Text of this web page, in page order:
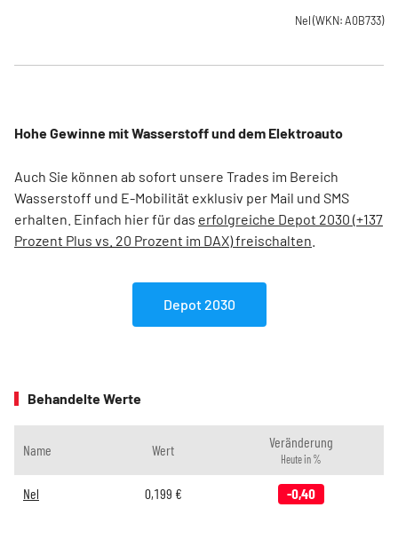
Nel (WKN: A0B733)
Hohe Gewinne mit Wasserstoff und dem Elektroauto
Auch Sie können ab sofort unsere Trades im Bereich
Wasserstoff und E-Mobilität exklusiv per Mail und SMS
erhalten. Einfach hier für das erfolgreiche Depot 2030 (+137
Prozent Plus vs. 20 Prozent im DAX) freischalten
Depot 2030
Behandelte Werte
Name Wert Veränderung
Heute in %
Nel 0,199 € -0,40